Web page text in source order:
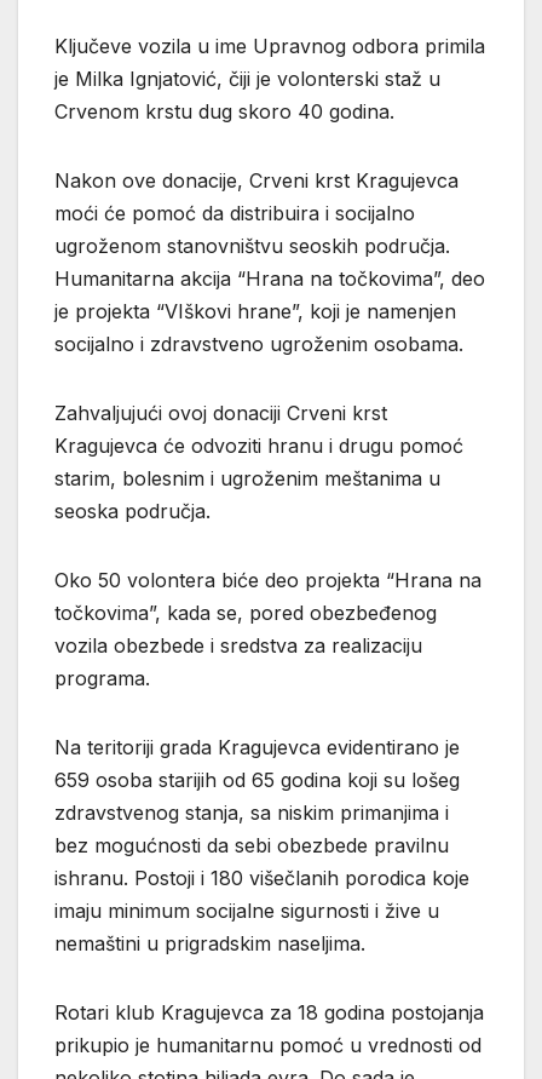
Ključeve vozila u ime Upravnog odbora primila
je Milka Ignjatović, čiji je volonterski staž u
Crvenom krstu dug skoro 40 godina.
Nakon ove donacije, Crveni krst Kragujevca
moći će pomoć da distribuira i socijalno
ugroženom stanovništvu seoskih područja.
Humanitarna akcija “Hrana na točkovima”, deo
je projekta “VIškovi hrane”, koji je namenjen
socijalno i zdravstveno ugroženim osobama.
Zahvaljujući ovoj donaciji Crveni krst
Kragujevca će odvoziti hranu i drugu pomoć
starim, bolesnim i ugroženim meštanima u
seoska područja.
Oko 50 volontera biće deo projekta “Hrana na
točkovima”, kada se, pored obezbeđenog
vozila obezbede i sredstva za realizaciju
programa.
Na teritoriji grada Kragujevca evidentirano je
659 osoba starijih od 65 godina koji su lošeg
zdravstvenog stanja, sa niskim primanjima i
bez mogućnosti da sebi obezbede pravilnu
ishranu. Postoji i 180 višečlanih porodica koje
imaju minimum socijalne sigurnosti i žive u
nemaštini u prigradskim naseljima.
Rotari klub Kragujevca za 18 godina postojanja
prikupio je humanitarnu pomoć u vrednosti od